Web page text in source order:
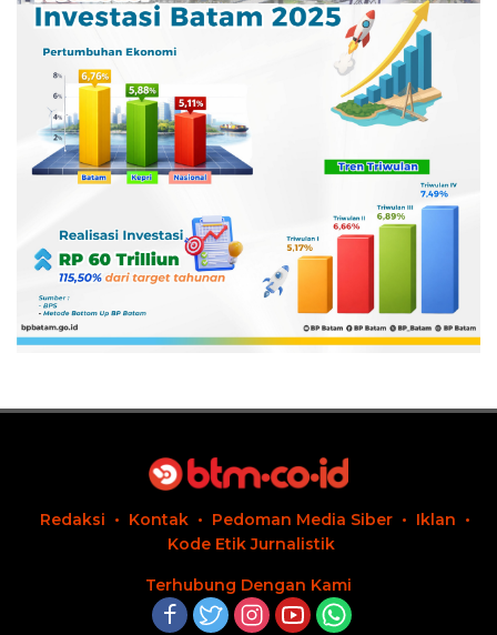
Redaksi Kontak Pedoman Media Siber
Iklan
Kode Etik Jurnalistik
Terhubung Dengan Kami